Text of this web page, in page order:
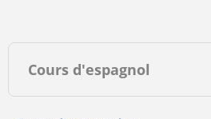
Cours d'espagnol